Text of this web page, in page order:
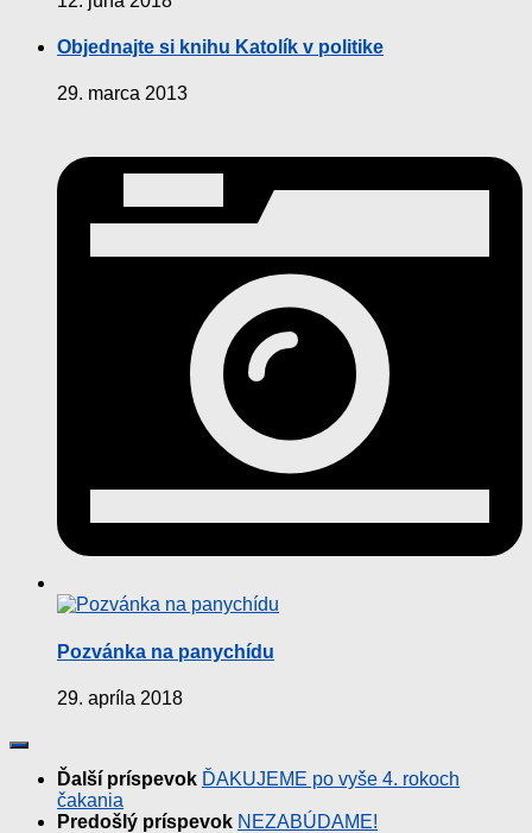
Objednajte si knihu Katolík v politike
29. marca 2013
Pozvánka na panychídu
29. apríla 2018
Ďalší príspevok ĎAKUJEME po vyše 4. rokoch
čakania
Predošlý príspevok NEZABÚDAME!